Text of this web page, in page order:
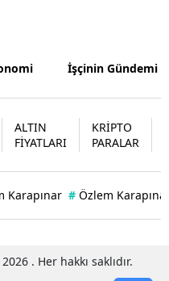
Batman
İşçinin Gündemi
ALTIN
FİYATLARI
KRİPTO
PARALAR
Karapınar # Özlem
. Her hakkı saklıdır.